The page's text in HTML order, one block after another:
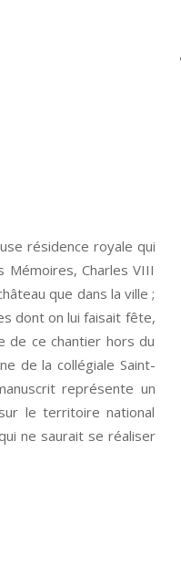
résidence royale qui
Mémoires, Charles VIII
que dans la ville ;
dont on lui faisait fête,
de ce chantier hors du
de la collégiale Saint-
représente un
le territoire national
ne saurait se réaliser